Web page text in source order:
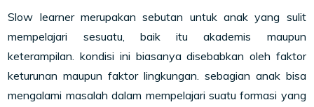
Slow learner merupakan sebutan untuk anak yang sulit
mempelajari sesuatu, baik itu akademis maupun
keterampilan. kondisi ini biasanya disebabkan oleh faktor
keturunan maupun faktor lingkungan. sebagian anak bisa
mengalami masalah dalam mempelajari suatu formasi yang